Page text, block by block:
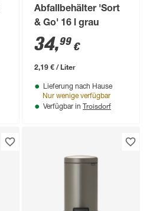
Abfallbehälter 'Sort
& Go' 16 l grau
34,99 €
2,19 € / Liter
Lieferung nach Hause
Nur wenige verfügbar
Verfügbar in Troisdorf